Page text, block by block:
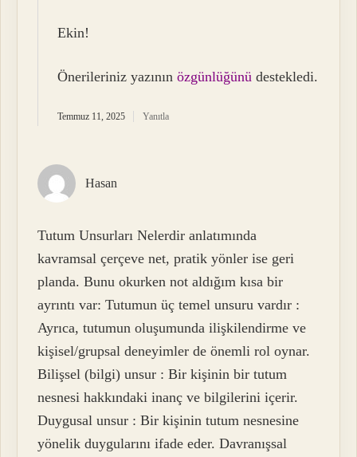
Ekin!
Önerileriniz yazınınözgünlüğünü destekledi.
Temmuz 11, 2025 Yanıtla
Hasan
Tutum Unsurları Nelerdir anlatımında
kavramsal çerçeve net, pratik yönler ise geri
planda. Bunu okurken not aldığım kısa bir
ayrıntı var: Tutumun üç temel unsuru vardır :
Ayrıca, tutumun oluşumunda ilişkilendirme ve
kişisel/grupsal deneyimler de önemli rol oynar.
Bilişsel (bilgi) unsur : Bir kişinin bir tutum
nesnesi hakkındaki inanç ve bilgilerini içerir.
Duygusal unsur : Bir kişinin tutum nesnesine
yönelik duygularını ifade eder. Davranışsal